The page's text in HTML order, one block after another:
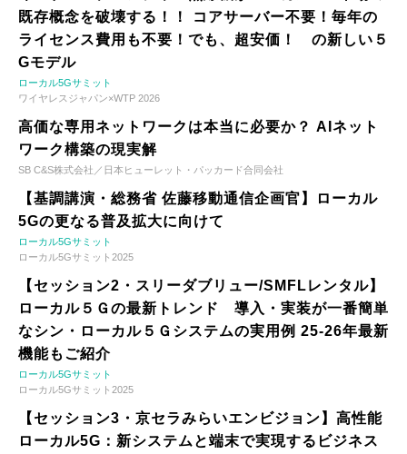
既存概念を破壊する！！ コアサーバー不要！毎年の
ライセンス費用も不要！でも、超安価！ の新しい５
Gモデル
ローカル5Gサミット
ワイヤレスジャパン×WTP 2026
高価な専用ネットワークは本当に必要か？ AIネット
ワーク構築の現実解
SB C&S株式会社／日本ヒューレット・パッカード合同会社
【基調講演・総務省 佐藤移動通信企画官】ローカル
5Gの更なる普及拡大に向けて
ローカル5Gサミット
ローカル5Gサミット2025
【セッション2・スリーダブリュー/SMFLレンタル】
ローカル５Ｇの最新トレンド 導入・実装が一番簡単
なシン・ローカル５Ｇシステムの実用例 25-26年最新
機能もご紹介
ローカル5Gサミット
ローカル5Gサミット2025
【セッション3・京セラみらいエンビジョン】高性能
ローカル5G：新システムと端末で実現するビジネス